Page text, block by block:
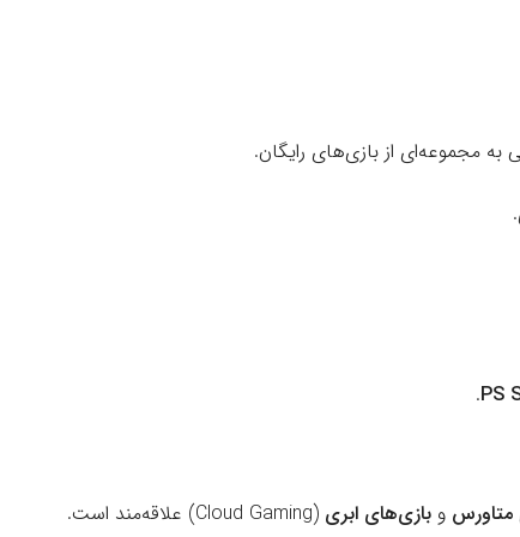
به مجموعه‌ای از بازی‌های رایگان.
PS
.
متاورس و بازی‌های ابری (Cloud Gaming) علاقه‌مند است.